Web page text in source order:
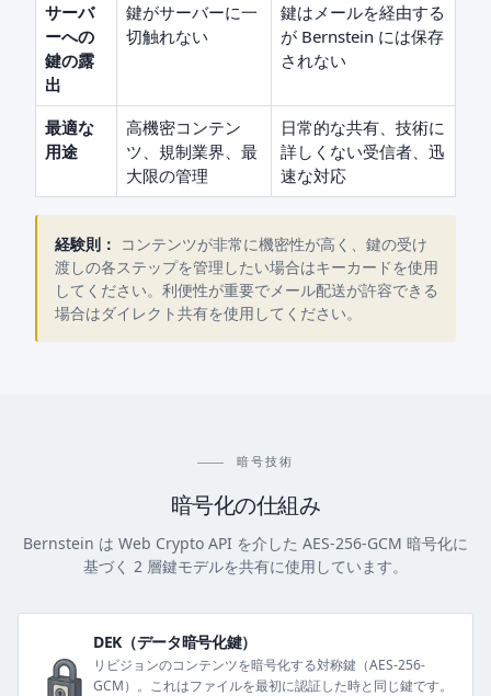
サーバ
ーへの
鍵の露
出
鍵がサーバーに一
切触れない
鍵はメールを経由する
が Bernstein には保存
されない
最適な
用途
高機密コンテン
ツ、規制業界、最
大限の管理
日常的な共有、技術に
詳しくない受信者、迅
速な対応
経験則： コンテンツが非常に機密性が高く、鍵の受け
渡しの各ステップを管理したい場合はキーカードを使用
してください。利便性が重要でメール配送が許容できる
場合はダイレクト共有を使用してください。
暗号技術
暗号化の仕組み
Bernstein は Web Crypto API を介した AES-256-GCM 暗号化に
基づく 2 層鍵モデルを共有に使用しています。
DEK（データ暗号化鍵）
リビジョンのコンテンツを暗号化する対称鍵（AES-256-
GCM）。これはファイルを最初に認証した時と同じ鍵です。